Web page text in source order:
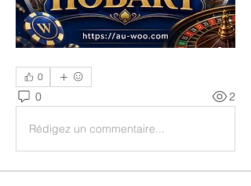
0
0 2
Rédigez un commentaire...